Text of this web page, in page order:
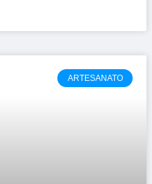
ARTESANATO